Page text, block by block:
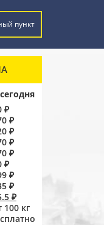
пункт
₽
₽
₽
₽
₽
₽
₽
₽
₽
100 кг